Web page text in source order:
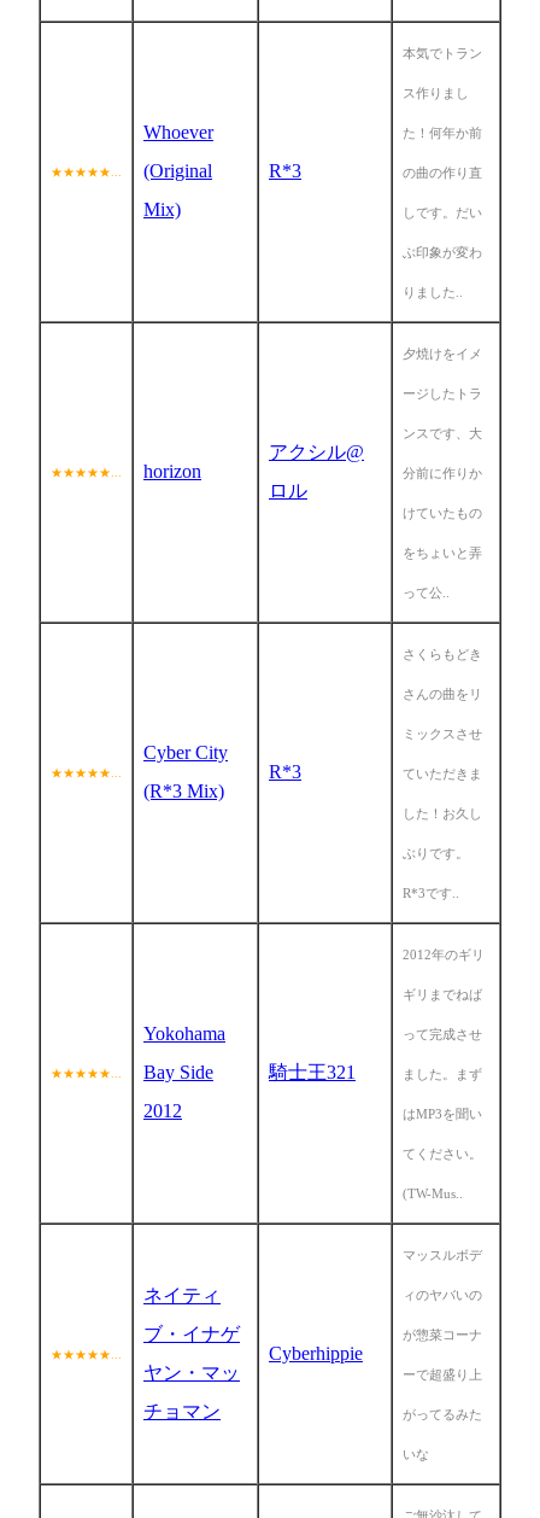
★★★★★...
Whoever
(Original
Mix)
R*3
本気でトラン
ス作りまし
た！何年か前
の曲の作り直
しです。だい
ぶ印象が変わ
りました..
★★★★★... horizon
アクシル@
ロル
夕焼けをイメ
ージしたトラ
ンスです、大
分前に作りか
けていたもの
をちょいと弄
って公..
★★★★★...
Cyber City
(R*3 Mix)
R*3
さくらもどき
さんの曲をリ
ミックスさせ
ていただきま
した！お久し
ぶりです。
R*3です..
★★★★★...
Yokohama
Bay Side
2012
騎士王321
2012年のギリ
ギリまでねば
って完成させ
ました。まず
はMP3を聞い
てください。
(TW-Mus..
★★★★★...
ネイティ
ブ・イナゲ
ヤン・マッ
チョマン
Cyberhippie
マッスルボデ
ィのヤバいの
が惣菜コーナ
ーで超盛り上
がってるみた
いな